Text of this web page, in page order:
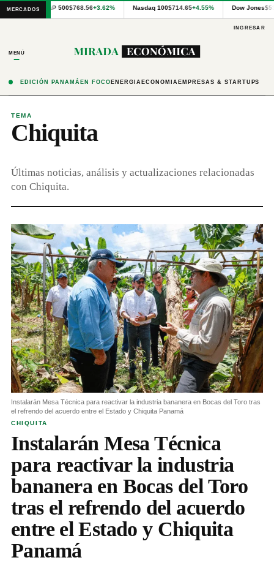
MERCADOS S&P 500$768.56+3.62% Nasdaq 100$714.65+4.55% Dow Jones
Cotizaciones
internacionales
Financial
Modeling
precios
por
Latinex
para
INGRESAR
MENÚ
EDICIÓN PANAMÁ EN FOCO ENERGÍA ECONOMÍA EMPRESAS & STARTUPS
TEMA
Chiquita
Últimas noticias, análisis y actualizaciones relacionadas
con Chiquita.
CHIQUITA
Instalarán Mesa Técnica
para reactivar la industria
bananera en Bocas del Toro
tras el refrendo del acuerdo
entre el Estado y Chiquita
Panamá
Instalarán Mesa Técnica para reactivar la industria bananera en Bocas del Toro tras
el refrendo del acuerdo entre el Estado y Chiquita Panamá